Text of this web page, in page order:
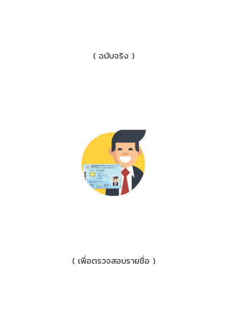
( ฉบับจริง )
( เพื่อตรวจสอบรายชื่อ )